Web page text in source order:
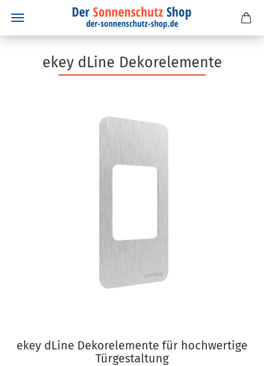
ekey dLine Dekorelemente
ekey dLine Dekorelemente für hochwertige
Türgestaltung